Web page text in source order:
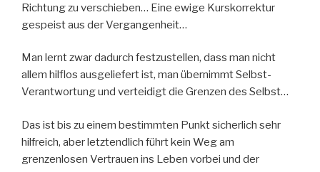
Richtung zu verschieben… Eine ewige Kurskorrektur
gespeist aus der Vergangenheit…
Man lernt zwar dadurch festzustellen, dass man nicht
allem hilflos ausgeliefert ist, man übernimmt Selbst-
Verantwortung und verteidigt die Grenzen des Selbst…
Das ist bis zu einem bestimmten Punkt sicherlich sehr
hilfreich, aber letztendlich führt kein Weg am
grenzenlosen Vertrauen ins Leben vorbei und der